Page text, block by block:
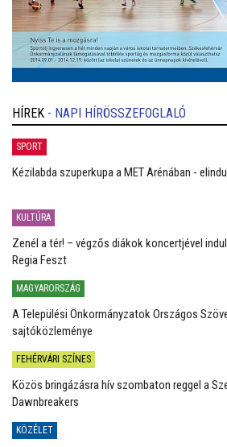
HÍREK - NAPI HÍRÖSSZEFOGLALÓ
SPORT
Kézilabda szuperkupa a MET Arénában -
KULTÚRA
Zenél a tér! – végzős diákok koncertjével
Regia Feszt
MAGYARORSZÁG
A Települési Önkormányzatok Országos
sajtóközleménye
FEHÉRVÁRI SZÍNES
Közös bringázásra hív szombaton reggel a
Dawnbreakers
KÖZÉLET